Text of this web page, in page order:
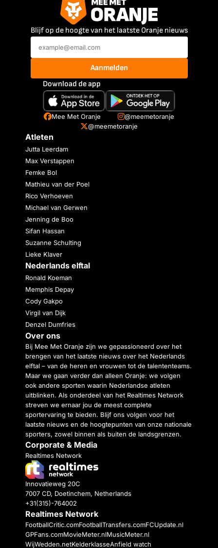
Blijf op de hoogte van het laatste Oranje nieuws
Aanmelden
Download de app
Mee Met Oranje
@meemetoranje
@meemetoranje
Atleten
Jutta Leerdam
Max Verstappen
Femke Bol
Mathieu van der Poel
Rico Verhoeven
Michael van Gerwen
Jenning de Boo
Sifan Hassan
Suzanne Schulting
Lieke Klaver
Nederlands elftal
Ronald Koeman
Memphis Depay
Cody Gakpo
Virgil van Dijk
Denzel Dumfries
Over ons
Bij Mee Met Oranje zijn we gepassioneerd over het
brengen van het laatste nieuws over het Nederlands
elftal – van de heren en vrouwen tot de talententeams.
Maar we gaan verder dan alleen Oranje: we volgen
ook andere sporten waarin Nederlandse atleten
uitblinken. Als onderdeel van het Realtimes Network
streven we ernaar jou de meest complete
sportervaring te bieden. Blijf ons volgen voor het
laatste nieuws en de hoogtepunten van onze nationale
sporters, zowel binnen als buiten de landsgrenzen.
Corporate & Media
Realtimes Network
Innovatieweg 20C
7007 CD, Doetinchem, Netherlands
+31(315)-764002
Realtimes Network
FootballCritic.comFootballTransfers.comFCUpdate.nl
GPFans.comMovieMeter.nlMusicMeter.nl
WijWedden.netKelderklasseAnfield watch